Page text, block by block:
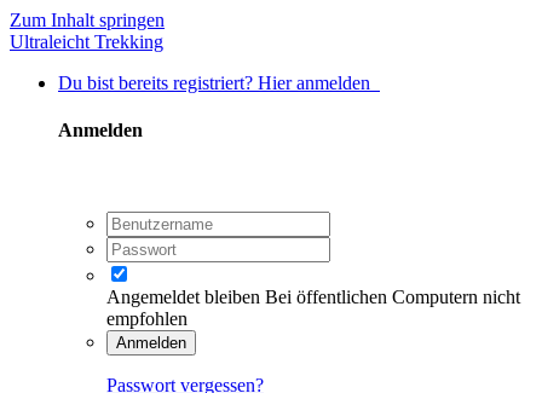
Zum Inhalt springen
Ultraleicht Trekking
Du bist bereits registriert? Hier anmelden
Anmelden
Angemeldet bleiben Bei öffentlichen Computern nicht
empfohlen
Anmelden
Passwort vergessen?